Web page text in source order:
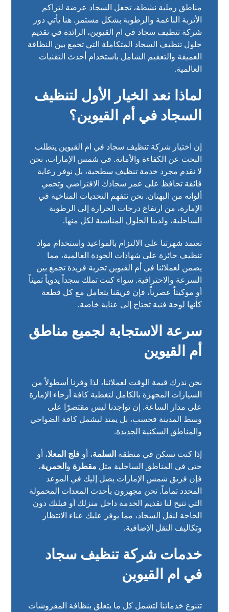
مناطق رملية نشطة، تجعل السجاد عرضة لتراكم
الأتربة الناعمة والرطوبة بشكل مستمر. هنا يأتي دور
شركة تنظيف سجاد في ام القيوين، الرائدة في تقديم
حلول تنظيف السجاد المتكاملة التي تجمع بين النظافة
العميقة والتعقيم الشامل باستخدام أحدث التقنيات
العالمية.
لماذا نعد الخيار الأول لتنظيف
السجاد في أم القيوين؟
إن اختيار شركة تنظيف سجاد في ام القيوين يتطلب
البحث عن الكفاءة والأمانة. في شمس الإمارات، نحن
لا نقدم مجرد خدمة تنظيف سطحية، بل نوفر رعاية
فائقة تحافظ على عمر سجادك الافتراضي وتحمي
ألوانه من البهتان. نحن نتفهم التحديات المناخية في
الإمارة، من ارتفاع درجات الحرارة إلى الرطوبة
الساحلية، ولدينا الحلول المناسبة لكل منها.
تعتمد شهرتنا على الالتزام بالمواعيد واستخدام مواد
تنظيف حائزة على شهادات الجودة العالمية، مما
يضمن لعملائنا في أم القيوين تجربة فريدة تجمع بين
السرعة والاحترافية. سواء كنت تملك سجداً يدوياً ثميناً
أو موكيتاً عصرياً، فإن فريقنا يتعامل مع كل قطعة
كأنها لوحة فنية تحتاج إلى عناية خاصة.
سرعة الاستجابة لجميع مناطق
أم القيوين
نحن ندرك قيمة الوقت لعملائنا، لذا وفرنا أسطولاً من
السيارات المجهزة بالكامل لتغطية كافة أرجاء الإمارة
على مدار الساعة. إن تواجدنا ليس مقتصرًا على
وسط المدينة فحسب، بل يمتد ليشمل كافة الضواحي
والمناطق السكنية الجديدة.
إذا كنت تسكن في منطقة السلمة، أوفلج المعلا، أو
حتى في المناطق الساحلية مثل مقطرة و الحمرية،
فإن فريق شمس الإمارات يصل إليك في الموعد
المحدد تماماً. نحن مجهزون بأحدث المعدات المحمولة
التي تتيح لنا تقديم الخدمة داخل منزلك أو فيلتك دون
الحاجة لنقل السجاد، مما يوفر عليك عناء الانتظار
وتكاليف النقل الإضافية.
خدمات شركة تنظيف سجاد
في ام القيوين
تتنوع خدماتنا لتشمل كل ما يتعلق بنظافة المفروشات